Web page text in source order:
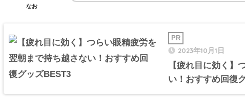
なお
2023年10月1日
【疲れ目に効く】
い！おすすめ回復